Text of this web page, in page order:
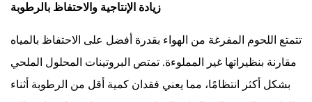
7.1
إبقاء
اللحوم
باردة
7.2
زيادة الإنتاجية والاحتفاظ بالرطوبة
تتمتع اللحوم المفرغة من الهواء بقدرة أفضل على الاحتفاظ بالمياه
مقارنة بنظيراتها غير المملوءة. تمتص البروتينات المحلول الملحي
بشكل أكثر انتظامًا، مما يعني فقدان كمية أقل من الرطوبة أثناء